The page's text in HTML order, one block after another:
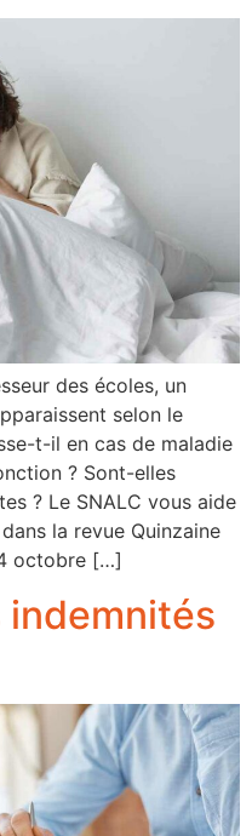
des écoles, un
selon le
t-il en cas de maladie
? Sont-elles
? Le SNALC vous aide
la revue Quinzaine
octobre […]
indemnités